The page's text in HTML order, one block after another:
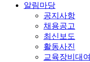
알림마당
공지사항
채용공고
최신보도
활동사진
교육장비대여